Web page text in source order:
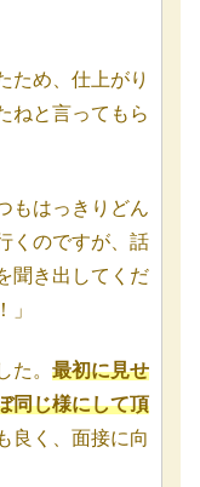
ため、仕上がり
ねと言ってもら
もはっきりどん
くのですが、話
聞き出してくだ
」
た。 最初に見せ
同じ様にして頂
良く、面接に向